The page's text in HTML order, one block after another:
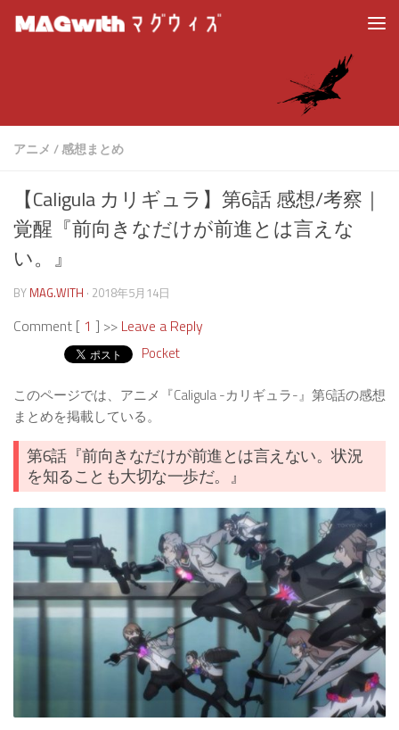
アニメ /感想まとめ
【Caligula カリギュラ】第6話 感想/考察｜
覚醒『前向きなだけが前進とは言えな
い。』
BY MAG.WITH · 2018年5月14日
Comment [ 1 ] >> Leave a Reply
Pocket
このページでは、アニメ『Caligula -カリギュラ-』第6話の感想
まとめを掲載している。
第6話『前向きなだけが前進とは言えない。状況
を知ることも大切な一歩だ。』